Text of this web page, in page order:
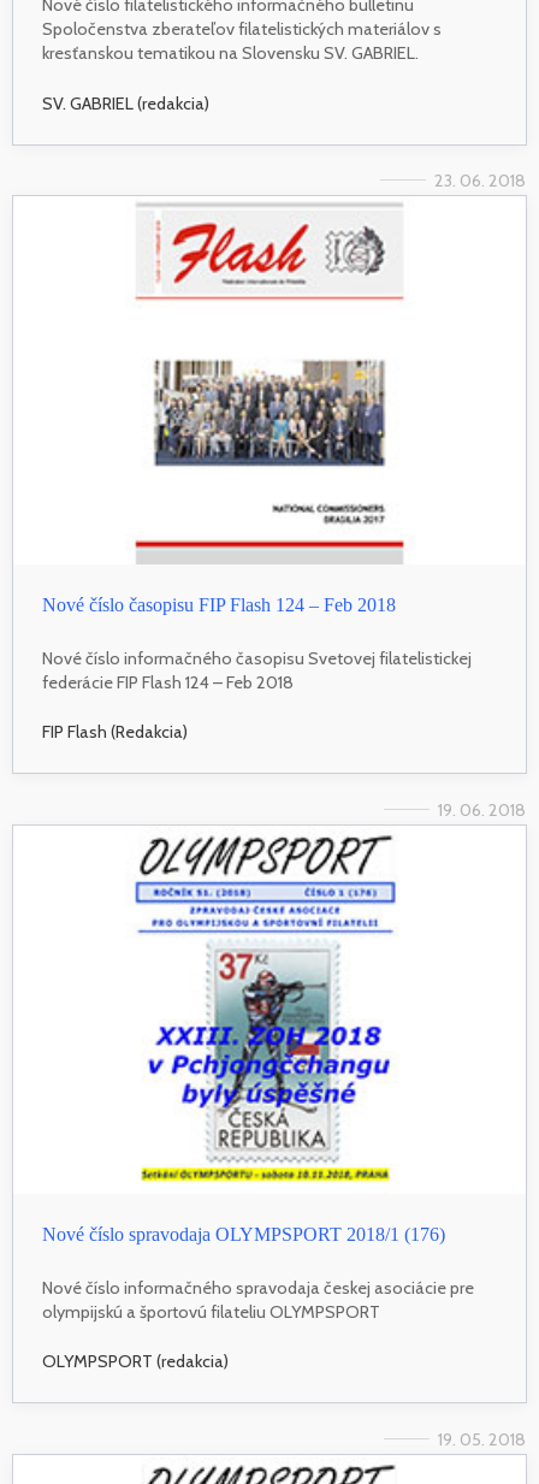
Nové číslo filatelistického informačného bulletinu
Spoločenstva zberateľov filatelistických materiálov s
kresťanskou tematikou na Slovensku SV. GABRIEL.
SV. GABRIEL (redakcia)
23. 06. 2018
Nové číslo časopisu FIP Flash 124 – Feb 2018
Nové číslo informačného časopisu Svetovej filatelistickej
federácie FIP Flash 124 – Feb 2018
FIP Flash (Redakcia)
19. 06. 2018
Nové číslo spravodaja OLYMPSPORT 2018/1 (176)
Nové číslo informačného spravodaja českej asociácie pre
olympijskú a športovú filateliu OLYMPSPORT
OLYMPSPORT (redakcia)
19. 05. 2018